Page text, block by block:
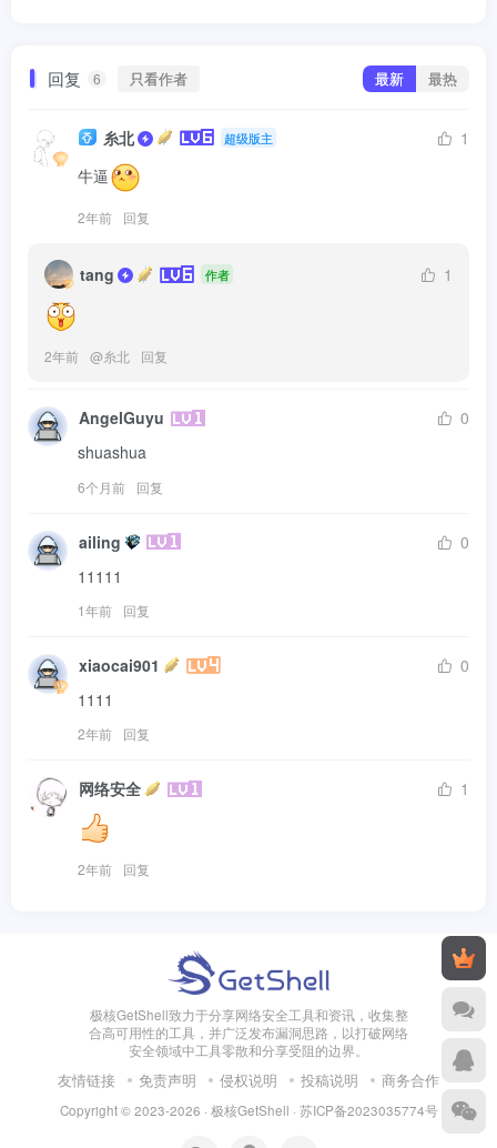
回复 6 只看作者 最新 最热
糸北 超级版主
1
牛逼
2年前 回复
tang 作者 1
2年前 @糸北 回复
AngelGuyu
0
shuashua
6个月前 回复
ailing
0
11111
1年前 回复
xiaocai901
0
1111
2年前 回复
网络安全 1
2年前 回复
极核GetShell致力于分享网络安全工具和资讯，收集整
合高可用性的工具，并广泛发布漏洞思路，以打破网络
安全领域中工具零散和分享受阻的边界。
友情链接 免责声明 侵权说明 投稿说明 商务合作
Copyright © 2023-2026 · 极核GetShell · 苏ICP备2023035774号